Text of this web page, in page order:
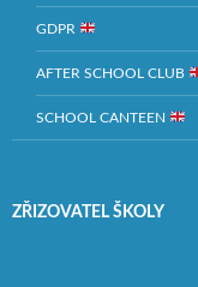
GDPR
AFTER SCHOOL CLUB
SCHOOL CANTEEN
ZŘIZOVATEL ŠKOLY